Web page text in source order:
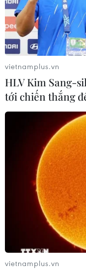
Quân đội Syria
khủng bố ở
09/05/2021 03:22
Các lực lượng vũ
của một nhóm gồm
thuộc nhóm khủng
Mellaja và tiêu diệt
vietnamplus.vn
HLV Kim Sang-
tới chiến thắng
vietnamplus.vn